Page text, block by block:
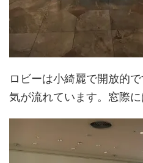
ロビーは小綺麗で開放的
気が流れています。窓際に